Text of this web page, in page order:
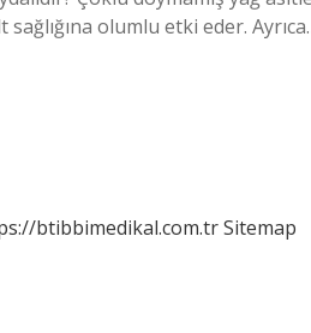
olumlu etki eder.
btibbimedikal.com.trSitemap